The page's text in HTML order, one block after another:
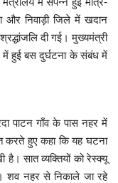
और निवाड़ी जिले में खदान
दी गई। मुख्यमंत्री
में हुई बस दुर्घटना के संबंध में
पाटन गाँव के पास नहर में
करते हुए कहा कि यह घटना
सात व्यक्तियों को रेस्क्यू
शव नहर से निकाले जा रहे